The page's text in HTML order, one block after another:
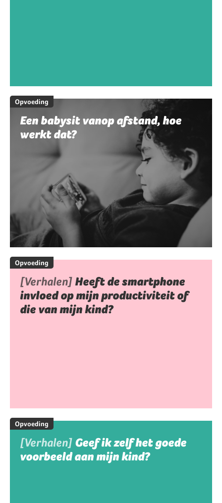
Opvoeding
Een babysit vanop afstand, hoe
werkt dat?
Opvoeding
[Verhalen] Heeft de smartphone
invloed op mijn productiviteit of
die van mijn kind?
Opvoeding
[Verhalen] Geef ik zelf het goede
voorbeeld aan mijn kind?